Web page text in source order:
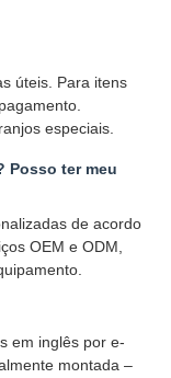
úteis. Para itens
especiais.
Posso ter meu
de acordo
OEM e ODM,
em inglês por e-
montada –